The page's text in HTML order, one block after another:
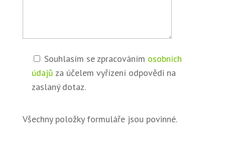
Souhlasím se zpracováním osobních
údajů za účelem vyřízení odpovědi na
zaslaný dotaz.
Všechny položky formuláře jsou povinné.